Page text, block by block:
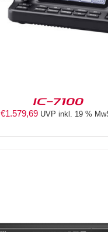
IC-7100
€1.579,69 UVP inkl. 19 %